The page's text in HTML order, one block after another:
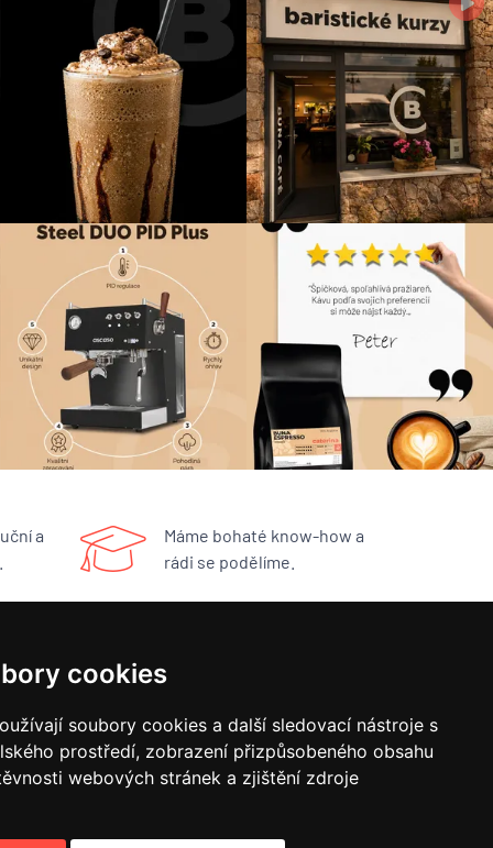
cookies
soubory cookies a další sledovací nástroje s
prostředí, zobrazení přizpůsobeného obsahu
webových stránek a zjištění zdroje
a
Máme bohaté know-how a
rádi se podělíme.
RYCHLÝ KONTAKT
Havlíčkovo náměstí 15/31
252 19 Rudná u Prahy
obchod@bunacafe.cz